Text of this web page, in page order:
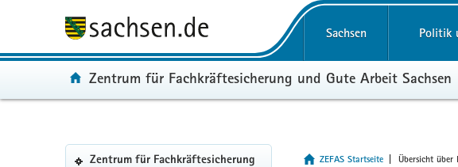
t
l
t
l
p
i
t
r
Portalübergreifende
Navigation
Sachsen Politik
Portal:
Zentrum für Fachkräftesicherung und Gute Arbeit Sachsen
Portalnavigation
Zentrum für Fachkräftesicherung
Hauptinhalt
ZEFAS Startseite
Aktuelle
Übersicht über